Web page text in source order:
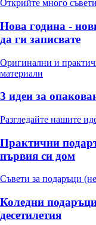
Открийте много
Нова година -
да ги записвате
Оригинални и
материали
3 идеи за
Разгледайте нашите
Практични
първия си дом
Съвети за подаръци
Коледни
десетилетия